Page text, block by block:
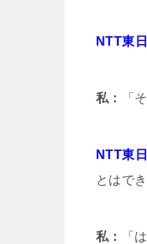
NTT東
私： 「
NTT東
とはで
私：
「